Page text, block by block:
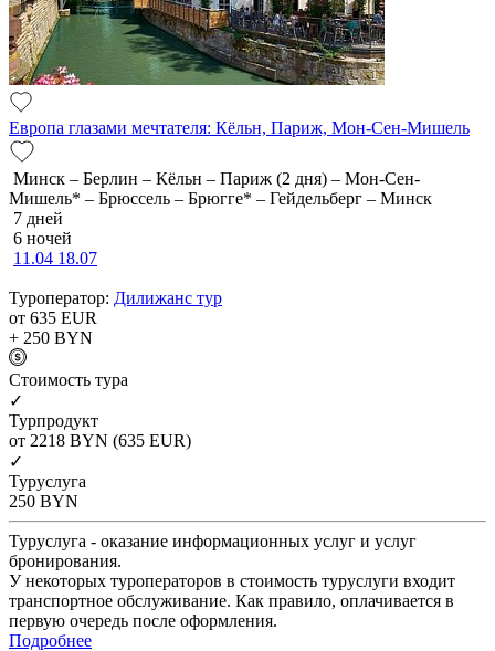
Европа глазами мечтателя: Кёльн, Париж, Мон-Сен-Мишель
Минск – Берлин – Кёльн – Париж (2 дня) – Мон-Сен-
Мишель* – Брюссель – Брюгге* – Гейдельберг – Минск
7 дней
6 ночей
11.04 18.07
Туроператор: Дилижанс тур
от 635 EUR
+ 250 BYN
Cтоимость тура
✓
Турпродукт
от 2218 BYN (635 EUR)
✓
Туруслуга
250 BYN
Туруслуга - оказание информационных услуг и услуг
бронирования.
У некоторых туроператоров в стоимость туруслуги входит
транспортное обслуживание. Как правило, оплачивается в
первую очередь после оформления.
Подробнее